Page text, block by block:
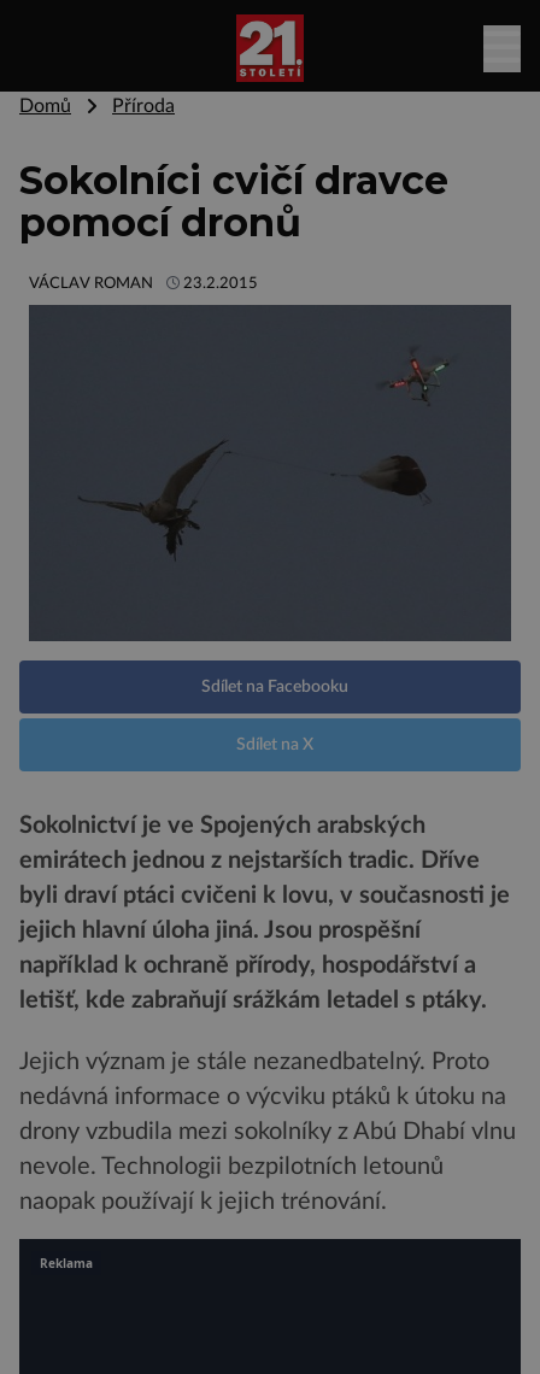
Domů Příroda
Sokolníci cvičí dravce
pomocí dronů
VÁCLAV ROMAN 23.2.2015
Sdílet na Facebooku
Sdílet na X
Sokolnictví je ve Spojených arabských
emirátech jednou z nejstarších tradic. Dříve
byli draví ptáci cvičeni k lovu, v současnosti je
jejich hlavní úloha jiná. Jsou prospěšní
například k ochraně přírody, hospodářství a
letišť, kde zabraňují srážkám letadel s ptáky.
Jejich význam je stále nezanedbatelný. Proto
nedávná informace o výcviku ptáků k útoku na
drony vzbudila mezi sokolníky z Abú Dhabí vlnu
nevole. Technologii bezpilotních letounů
naopak používají k jejich trénování.
Reklama